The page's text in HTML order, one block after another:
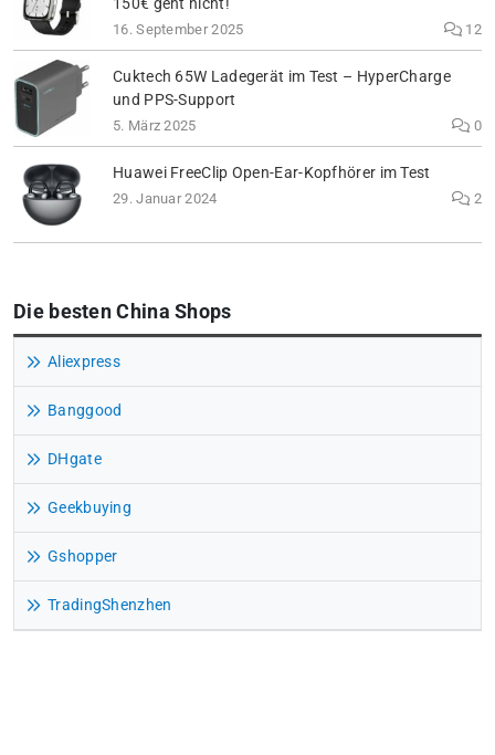
16. September 2025 12
Cuktech 65W Ladegerät im Test – HyperCharge
und PPS-Support
5. März 2025 0
Huawei FreeClip Open-Ear-Kopfhörer im Test
29. Januar 2024 2
Die besten China Shops
Aliexpress
Banggood
DHgate
Geekbuying
Gshopper
TradingShenzhen